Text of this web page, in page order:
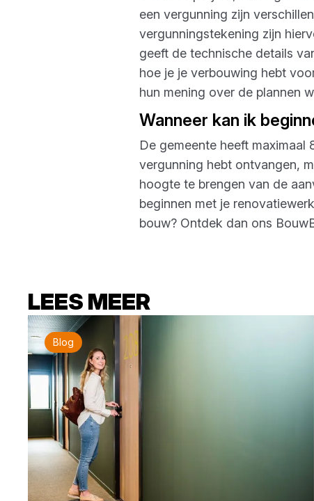
een vergunning zijn
vergunningstekening zijn
geeft de technische details
hoe je je verbouwing hebt
hun mening over de plannen
Wanneer kan ik
De gemeente heeft
vergunning hebt ontvangen,
hoogte te brengen van de
beginnen met je
bouw? Ontdek dan ons
LEES MEER
Blog